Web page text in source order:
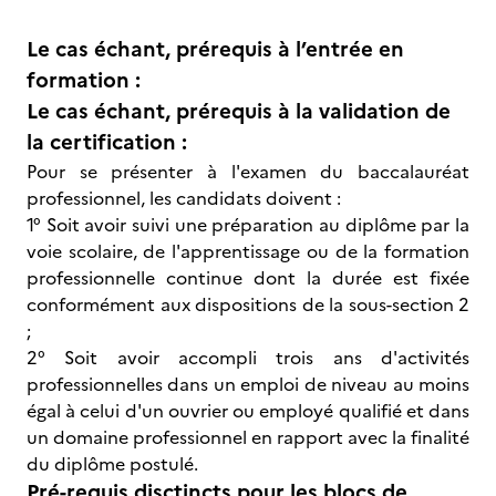
Le cas échant, prérequis à l’entrée en
formation :
Le cas échant, prérequis à la validation de
la certification :
Pour se présenter à l'examen du baccalauréat
professionnel, les candidats doivent :
1° Soit avoir suivi une préparation au diplôme par la
voie scolaire, de l'apprentissage ou de la formation
professionnelle continue dont la durée est fixée
conformément aux dispositions de la sous-section 2
;
2° Soit avoir accompli trois ans d'activités
professionnelles dans un emploi de niveau au moins
égal à celui d'un ouvrier ou employé qualifié et dans
un domaine professionnel en rapport avec la finalité
du diplôme postulé.